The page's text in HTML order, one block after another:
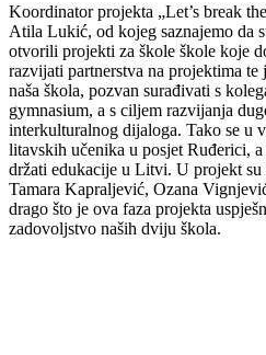
Koordinator projekta „Let’s break
Atila Lukić, od kojeg saznajemo da
otvorili projekti za škole škole koje
razvijati partnerstva na projektima
naša škola, pozvan surađivati s
gymnasium, a s ciljem razvijanja
interkulturalnog dijaloga. Tako se u
litavskih učenika u posjet Ruđerici,
držati edukacije u Litvi. U projekt su
Tamara Kapraljević, Ozana
drago što je ova faza projekta
zadovoljstvo naših dviju škola.